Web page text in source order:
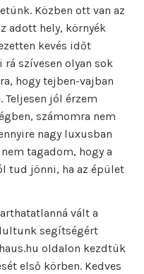
Közben ott van az
adott hely, környék
kevés időt
szívesen olyan sok
hogy tejben-vajban
Teljesen jól érzem
számomra nem
nagy luxusban
tagadom, hogy a
tud jönni, ha az épület
vált a
segítségért
oldalon kezdtük
első körben. Kedves